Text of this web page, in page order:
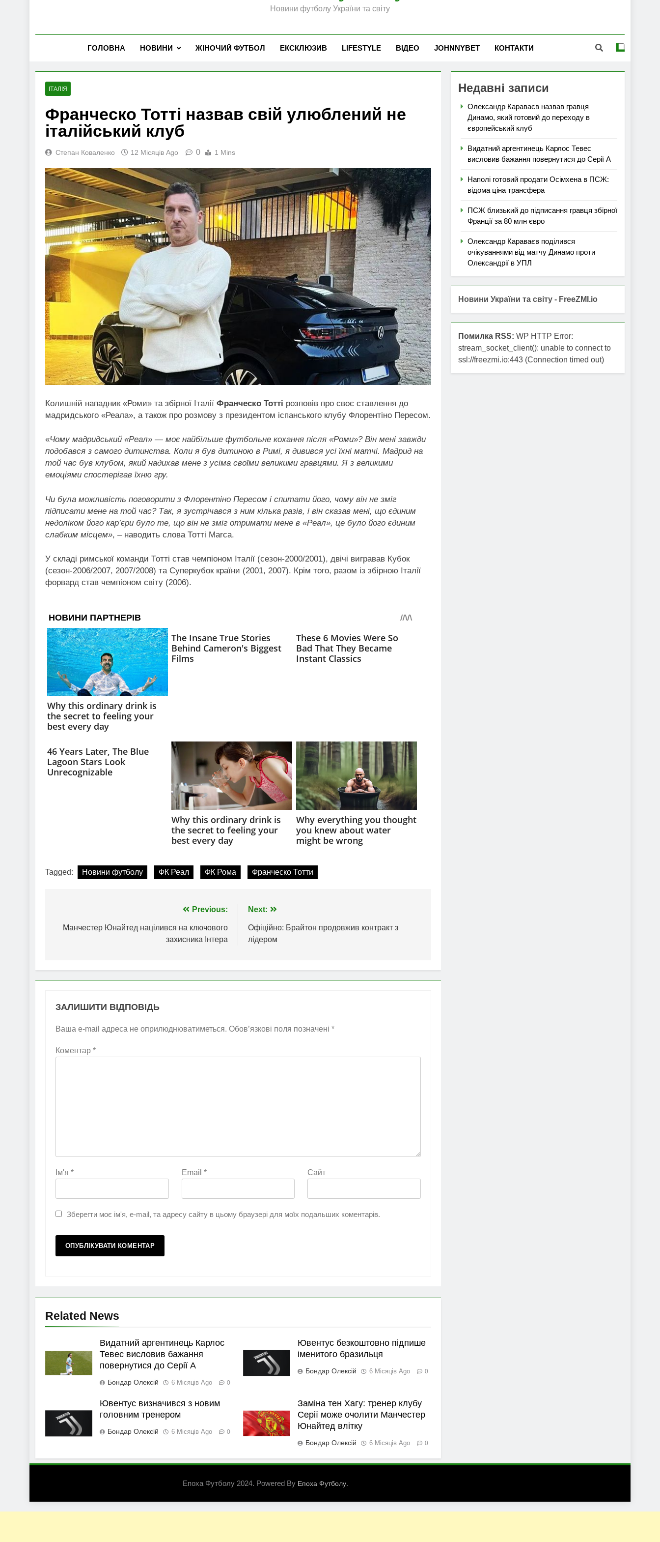
Новини футболу України та світу
ГОЛОВНА НОВИНИ ЖІНОЧИЙ ФУТБОЛ ЕКСКЛЮЗИВ LIFESTYLE ВІДЕО JOHNNYBET КОНТАКТИ
ІТАЛІЯ
Франческо Тотті назвав свій улюблений не
італійський клуб
Степан Коваленко 12 Місяців Ago 0 1 Mins
Колишній нападник «Роми» та збірної Італії Франческо Тотті розповів про своє ставлення до
мадридського «Реала», а також про розмову з президентом іспанського клубу Флорентіно Пересом.
«Чому мадридський «Реал» — моє найбільше футбольне кохання після «Роми»? Він мені завжди
подобався з самого дитинства. Коли я був дитиною в Римі, я дивився усі їхні матчі. Мадрид на
той час був клубом, який надихав мене з усіма своїми великими гравцями. Я з великими
емоціями спостерігав їхню гру.
Чи була можливість поговорити з Флорентіно Пересом і спитати його, чому він не зміг
підписати мене на той час? Так, я зустрічався з ним кілька разів, і він сказав мені, що єдиним
недоліком його кар’єри було те, що він не зміг отримати мене в «Реал», це було його єдиним
слабким місцем», – наводить слова Тотті Marca.
У складі римської команди Тотті став чемпіоном Італії (сезон-2000/2001), двічі вигравав Кубок
(сезон-2006/2007, 2007/2008) та Суперкубок країни (2001, 2007). Крім того, разом із збірною Італії
форвард став чемпіоном світу (2006).
Tagged: Новини футболу ФК Реал ФК Рома Франческо Тотти
записів
Previous:
Манчестер Юнайтед націлився на ключового
захисника Інтера
Next:
Офіційно: Брайтон продовжив контракт з
лідером
ЗАЛИШИТИ ВІДПОВІДЬ
Ваша e-mail адреса не оприлюднюватиметься. Обов’язкові поля позначені *
Коментар *
Ім'я * Email * Сайт
Зберегти моє ім'я, e-mail, та адресу сайту в цьому браузері для моїх подальших коментарів.
Related News
Видатний аргентинець Карлос
Тевес висловив бажання
повернутися до Серії А
Бондар Олексій 6 Місяців Ago 0
Ювентус безкоштовно підпише
іменитого бразильця
Бондар Олексій 6 Місяців Ago 0
Ювентус визначився з новим
головним тренером
Бондар Олексій 6 Місяців Ago 0
Заміна тен Хагу: тренер клубу
Серії може очолити Манчестер
Юнайтед влітку
Бондар Олексій 6 Місяців Ago 0
Недавні записи
Олександр Караваєв назвав гравця
Динамо, який готовий до переходу в
європейський клуб
Видатний аргентинець Карлос Тевес
висловив бажання повернутися до Серії А
Наполі готовий продати Осімхена в ПСЖ:
відома ціна трансфера
ПСЖ близький до підписання гравця збірної
Франції за 80 млн євро
Олександр Караваєв поділився
очікуваннями від матчу Динамо проти
Олександрії в УПЛ
Новини України та світу - FreeZMI.io
Помилка RSS: WP HTTP Error:
stream_socket_client(): unable to connect to
ssl://freezmi.io:443 (Connection timed out)
Епоха Футболу 2024. Powered By Епоха Футболу.